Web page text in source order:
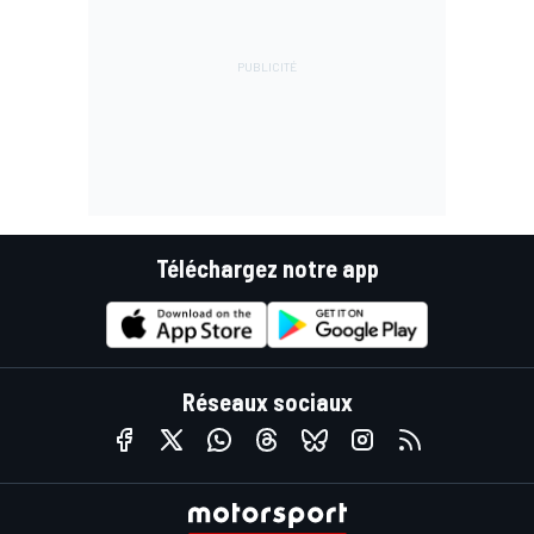
Téléchargez notre app
Réseaux sociaux